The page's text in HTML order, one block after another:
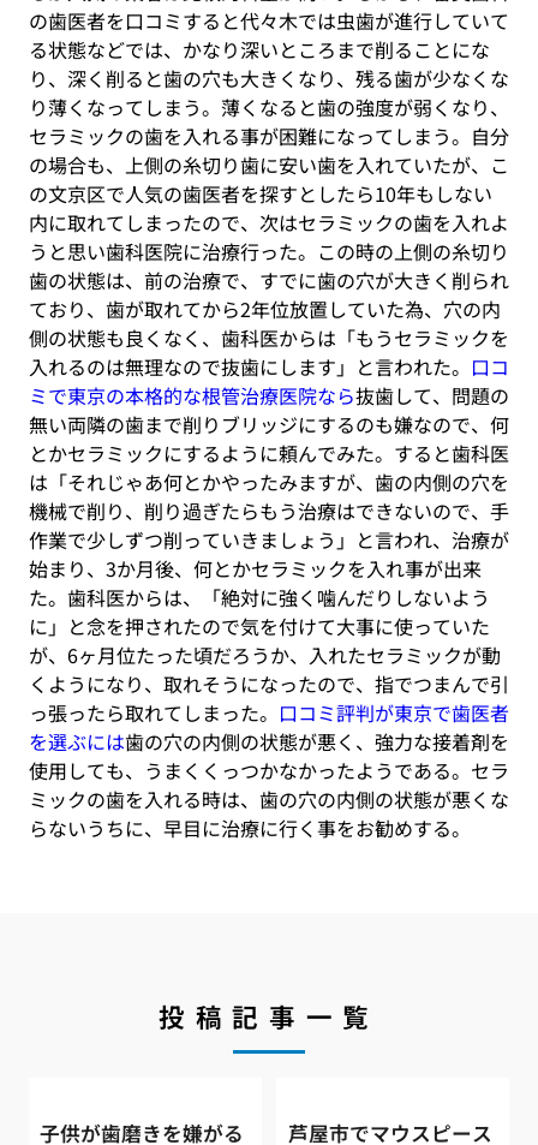
の歯医者を口コミすると代々木では虫歯が進行していて
る状態などでは、かなり深いところまで削ることにな
り、深く削ると歯の穴も大きくなり、残る歯が少なくな
り薄くなってしまう。薄くなると歯の強度が弱くなり、
セラミックの歯を入れる事が困難になってしまう。自分
の場合も、上側の糸切り歯に安い歯を入れていたが、 こ
の文京区で人気の歯医者を探すとしたら10年もしない
内に取れてしまったので、次はセラミックの歯を入れよ
うと思い歯科医院に治療行った。この時の上側の糸切り
歯の状態は、前の治療で、すでに歯の穴が大きく削られ
ており、歯が取れてから2年位放置していた為、穴の内
側の状態も良くなく、歯科医からは「もうセラミックを
入れるのは無理なので抜歯にします」と言われた。 口コ
ミで東京の本格的な根管治療医院なら抜歯して、問題の
無い両隣の歯まで削りブリッジにするのも嫌なので、何
とかセラミックにするように頼んでみた。すると歯科医
は「それじゃあ何とかやったみますが、歯の内側の穴を
機械で削り、削り過ぎたらもう治療はできないので、手
作業で少しずつ削っていきましょう」と言われ、治療が
始まり、3か月後、何とかセラミックを入れ事が出来
た。歯科医からは、「絶対に強く噛んだりしないよう
に」と念を押されたので気を付けて大事に使っていた
が、6ヶ月位たった頃だろうか、入れたセラミックが動
くようになり、取れそうになったので、指でつまんで引
っ張ったら取れてしまった。 口コミ評判が東京で歯医者
を選ぶには歯の穴の内側の状態が悪く、強力な接着剤を
使用しても、うまくくっつかなかったようである。セラ
ミックの歯を入れる時は、歯の穴の内側の状態が悪くな
らないうちに、早目に治療に行く事をお勧めする。
投稿記事一覧
子供が歯磨きを嫌がる
芦屋市でマウスピース